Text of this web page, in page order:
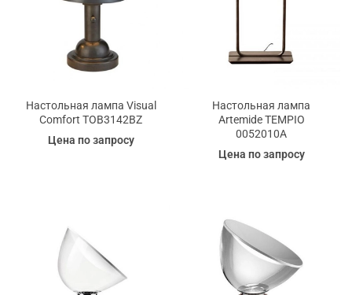
Настольная лампа Visual
Comfort TOB3142ВZ
Цена по запросу
Настольная лампа
Artemide TEMPIO
0052010A
Цена по запросу